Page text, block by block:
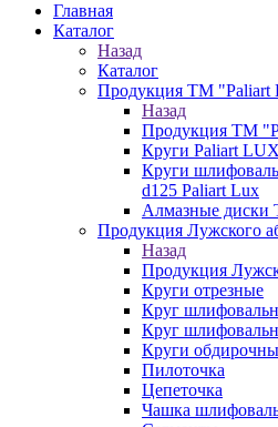
Главная
Каталог
Назад
Каталог
Продукция ТМ "Paliart
Назад
Продукция ТМ
Круги Paliart LUX
Круги
d125 Paliart Lux
Алмазные
Продукция Лужского
Назад
Продукция
Круги отрезные
Круг
Круг
Круги
Пилоточка
Цепеточка
Чашка